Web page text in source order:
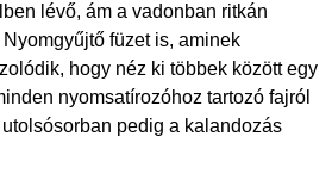
lévő, ám a vadonban ritkán
füzet is, aminek
hogy néz ki többek között egy
nyomsatírozóhoz tartozó fajról
pedig a kalandozás